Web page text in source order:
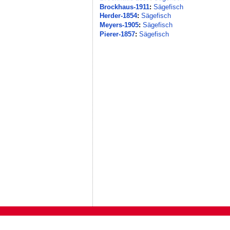
Brockhaus-1911: Sägefisch
Herder-1854: Sägefisch
Meyers-1905: Sägefisch
Pierer-1857: Sägefisch